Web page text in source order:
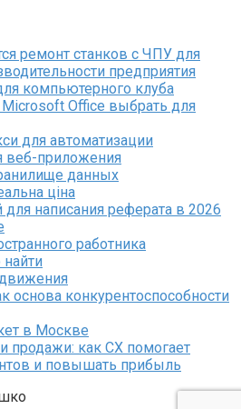
ремонт станков с ЧПУ для
предприятия
компьютерного клуба
Office выбрать для
для автоматизации
веб-приложения
данных
ціна
написания реферата в 2026
работника
основа конкурентоспособности
в Москве
продажи: как CX помогает
и повышать прибыль